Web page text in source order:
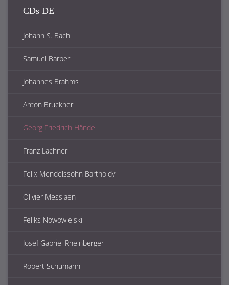
CDs DE
Johann S. Bach
Samuel Barber
Johannes Brahms
Anton Bruckner
Georg Friedrich Händel
Franz Lachner
Felix Mendelssohn Bartholdy
Olivier Messiaen
Feliks Nowowiejski
Josef Gabriel Rheinberger
Robert Schumann